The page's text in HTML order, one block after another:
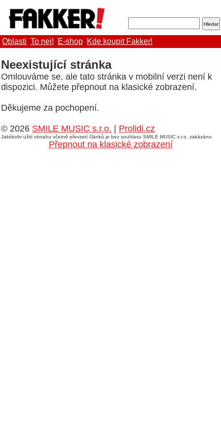
Oblasti To nej! E-shop Kde koupit Fakker!
Neexistující stránka
Omlouváme se, ale tato stránka v mobilní verzi není k
dispozici. Můžete přepnout na klasické zobrazení.
Děkujeme za pochopení.
© 2026 SMILE MUSIC s.r.o. Prolidi.cz
Jakékoliv užití obsahu včetně převzetí článků je bez souhlasu SMILE MUSIC s.r.o. zakázáno.
Přepnout na klasické zobrazení